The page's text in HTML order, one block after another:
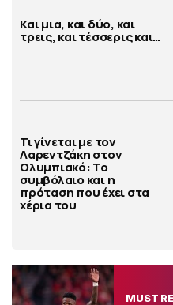
Και μια, και δύο, και
τρεις, και τέσσερις και…
Τι γίνεται με τον
Λαρεντζάκη στον
Ολυμπιακό: Το
συμβόλαιο και η
πρόταση που έχει στα
χέρια του
MUST